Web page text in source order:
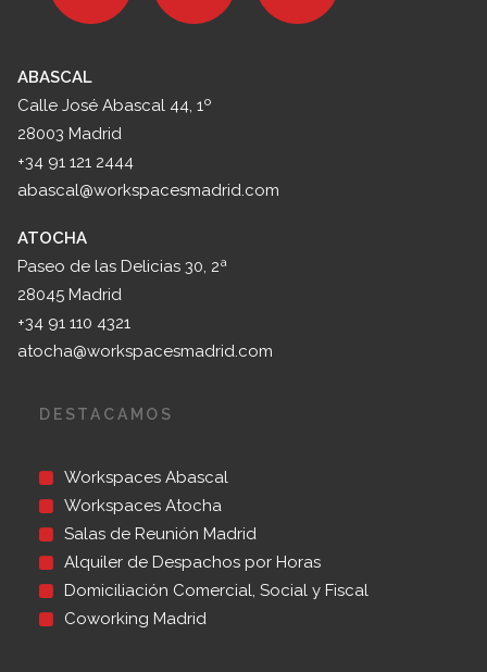
ABASCAL
Calle José Abascal 44, 1º
28003 Madrid
+34 91 121 2444
abascal@workspacesmadrid.com
ATOCHA
Paseo de las Delicias 30, 2ª
28045 Madrid
+34 91 110 4321
atocha@workspacesmadrid.com
DESTACAMOS
Workspaces Abascal
Workspaces Atocha
Salas de Reunión Madrid
Alquiler de Despachos por Horas
Domiciliación Comercial, Social y Fiscal
Coworking Madrid